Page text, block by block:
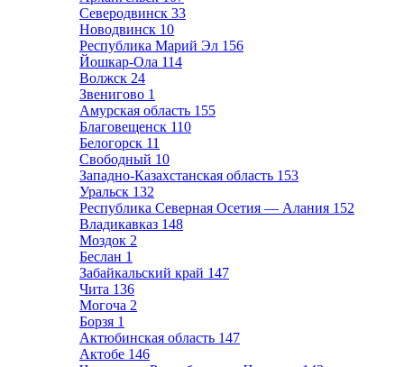
Северодвинск 33
Новодвинск 10
Республика Марий Эл 156
Йошкар-Ола 114
Волжск 24
Звенигово 1
Амурская область 155
Благовещенск 110
Белогорск 11
Свободный 10
Западно-Казахстанская область 153
Уральск 132
Республика Северная Осетия — Алания 152
Владикавказ 148
Моздок 2
Беслан 1
Забайкальский край 147
Чита 136
Могоча 2
Борзя 1
Актюбинская область 147
Актобе 146